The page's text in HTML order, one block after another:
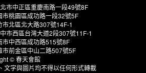
市中正區重慶南路一段49號8F
桃園區成功路一段32號5F
北區北大路307號14F-1
市西區台灣大道2段307號11F-1
中西區成功路515號8F
前金區中山二路507號5F
© 春天會館
文字與圖片均不得以任何形式轉載